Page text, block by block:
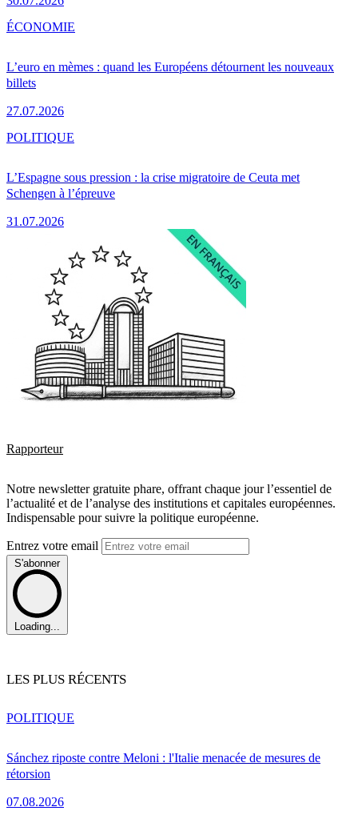
L’euro en mèmes : quand les Européens détournent les nouveaux
billets
27.07.2026
ÉCONOMIE
L’Espagne sous pression : la crise migratoire de Ceuta met
Schengen à l’épreuve
31.07.2026
POLITIQUE
Rapporteur
Notre newsletter gratuite phare, offrant chaque jour l’essentiel de
l’actualité et de l’analyse des institutions et capitales européennes.
Indispensable pour suivre la politique européenne.
Entrez votre email
S'abonner
Loading...
LES PLUS RÉCENTS
Sánchez riposte contre Meloni : l'Italie menacée de mesures de
rétorsion
07.08.2026
POLITIQUE